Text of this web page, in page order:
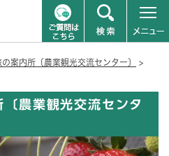
案内所〔農業観光交流センター〕
>
農業観光交流センタ